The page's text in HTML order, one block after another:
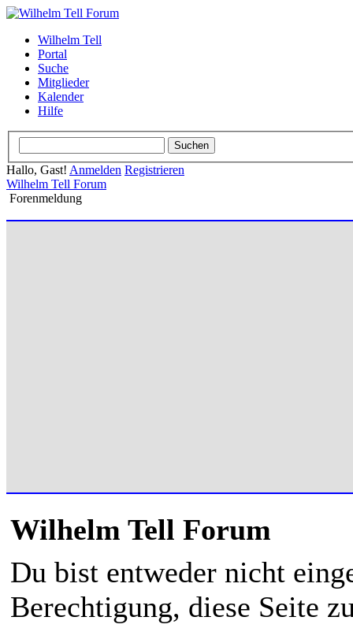
Wilhelm Tell
Portal
Suche
Mitglieder
Kalender
Hilfe
Hallo, Gast! Anmelden Registrieren
Wilhelm Tell Forum
Forenmeldung
Wilhelm Tell Forum
Du bist entweder nicht
Berechtigung, diese Seite